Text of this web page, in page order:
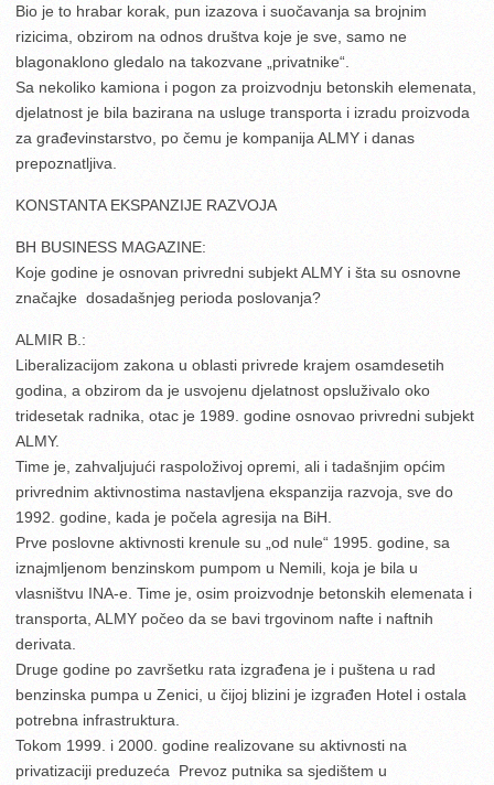
Bio je to hrabar korak, pun izazova i suočavanja sa brojnim
rizicima, obzirom na odnos društva koje je sve, samo ne
blagonaklono gledalo na takozvane „privatnike“.
Sa nekoliko kamiona i pogon za proizvodnju betonskih elemenata,
djelatnost je bila bazirana na usluge transporta i izradu proizvoda
za građevinstarstvo, po čemu je kompanija ALMY i danas
prepoznatljiva.
KONSTANTA EKSPANZIJE RAZVOJA
BH BUSINESS MAGAZINE:
Koje godine je osnovan privredni subjekt ALMY i šta su osnovne
značajke dosadašnjeg perioda poslovanja?
ALMIR B.:
Liberalizacijom zakona u oblasti privrede krajem osamdesetih
godina, a obzirom da je usvojenu djelatnost opsluživalo oko
tridesetak radnika, otac je 1989. godine osnovao privredni subjekt
ALMY.
Time je, zahvaljujući raspoloživoj opremi, ali i tadašnjim općim
privrednim aktivnostima nastavljena ekspanzija razvoja, sve do
1992. godine, kada je počela agresija na BiH.
Prve poslovne aktivnosti krenule su „od nule“ 1995. godine, sa
iznajmljenom benzinskom pumpom u Nemili, koja je bila u
vlasništvu INA-e. Time je, osim proizvodnje betonskih elemenata i
transporta, ALMY počeo da se bavi trgovinom nafte i naftnih
derivata.
Druge godine po završetku rata izgrađena je i puštena u rad
benzinska pumpa u Zenici, u čijoj blizini je izgrađen Hotel i ostala
potrebna infrastruktura.
Tokom 1999. i 2000. godine realizovane su aktivnosti na
privatizaciji preduzeća Prevoz putnika sa sjedištem u